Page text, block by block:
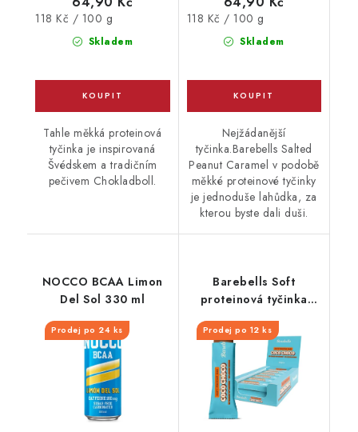
Skladem
Měrná
118 Kč / 100 g
Tahle měkká proteinová
tyčinka je inspirovaná
Švédskem a tradičním
pečivem Chokladboll.
Skladem
Měrná
118 Kč / 100 g
Nejžádanější
tyčinka.Barebells Salted
Peanut Caramel v podobě
měkké proteinové tyčinky
je jednoduše lahůdka, za
kterou byste dali duši.
NOCCO BCAA Limon
Del Sol 330 ml
Prodej po 24 ks
Barebells Soft
proteinová tyčinka
Coco Choco 55 g
Prodej po 12 ks